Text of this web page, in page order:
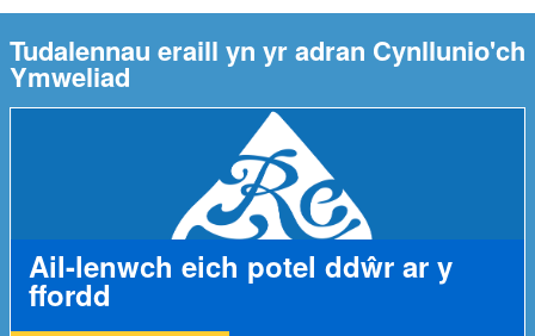
Tudalennau eraill yn yr adran Cynllunio'ch
Ymweliad
Ail-lenwch eich potel ddŵr ar y
ffordd